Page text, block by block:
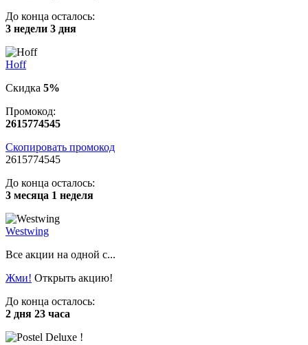
До конца осталось:
3 недели 3 дня
Hoff
Скидка 5%
Промокод:
2615774545
Скопировать промокод
2615774545
До конца осталось:
3 месяца 1 неделя
Westwing
Все акции на одной с...
Жми! Открыть акцию!
До конца осталось:
2 дня 23 часа